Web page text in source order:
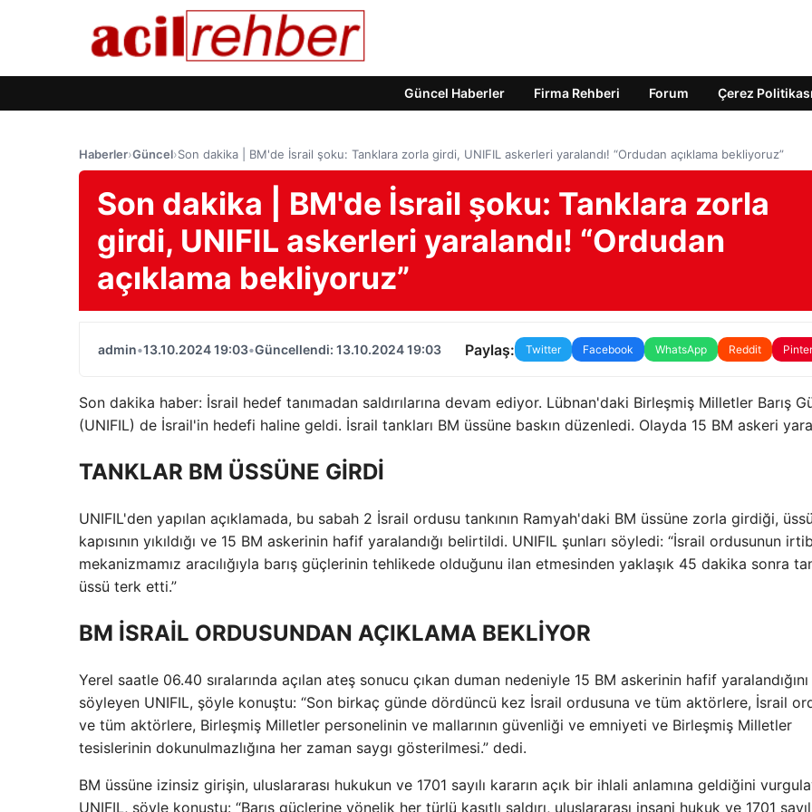
Güncel Haberler Firma Rehberi Forum Çerez Politikası
Haberler›Güncel›Son dakika | BM'de İsrail şoku: Tanklara zorla girdi, UNIFIL askerleri yaralandı! “Ordudan açıklama bekliyoruz”
Son dakika | BM'de İsrail şoku: Tanklara zorla
girdi, UNIFIL askerleri yaralandı! “Ordudan
açıklama bekliyoruz”
admin•13.10.2024 19:03•Güncellendi: 13.10.2024 19:03 Paylaş: Twitter Facebook WhatsApp Reddit
Son dakika haber: İsrail hedef tanımadan saldırılarına devam ediyor. Lübnan'daki Birleşmiş Milletler Barış
(UNIFIL) de İsrail'in hedefi haline geldi. İsrail tankları BM üssüne baskın düzenledi. Olayda 15 BM askeri
TANKLAR BM ÜSSÜNE GİRDİ
UNIFIL'den yapılan açıklamada, bu sabah 2 İsrail ordusu tankının Ramyah'daki BM üssüne zorla girdiği,
kapısının yıkıldığı ve 15 BM askerinin hafif yaralandığı belirtildi. UNIFIL şunları söyledi: “İsrail ordusunun
mekanizmamız aracılığıyla barış güçlerinin tehlikede olduğunu ilan etmesinden yaklaşık 45 dakika sonra
üssü terk etti.”
BM İSRAİL ORDUSUNDAN AÇIKLAMA BEKLİYOR
Yerel saatle 06.40 sıralarında açılan ateş sonucu çıkan duman nedeniyle 15 BM askerinin hafif yaralandığını
söyleyen UNIFIL, şöyle konuştu: “Son birkaç günde dördüncü kez İsrail ordusuna ve tüm aktörlere, İsrail
ve tüm aktörlere, Birleşmiş Milletler personelinin ve mallarının güvenliği ve emniyeti ve Birleşmiş Milletler
tesislerinin dokunulmazlığına her zaman saygı gösterilmesi.” dedi.
BM üssüne izinsiz girişin, uluslararası hukukun ve 1701 sayılı kararın açık bir ihlali anlamına geldiğini
UNIFIL, şöyle konuştu: “Barış güçlerine yönelik her türlü kasıtlı saldırı, uluslararası insani hukuk ve 1701